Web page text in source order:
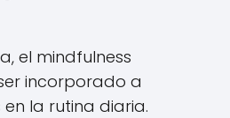
el mindfulness
incorporado a
la rutina diaria.